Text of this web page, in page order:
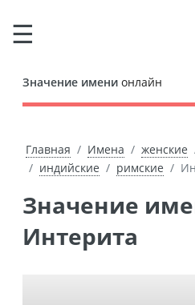
Значение имени онлайн
Главная Имена женские
индийские
римские
Значение имени
Интерита